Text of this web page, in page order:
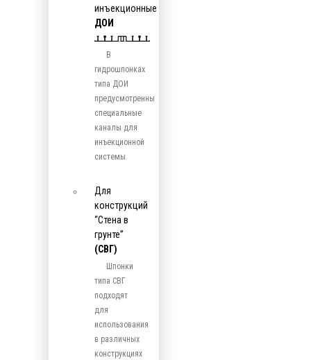
инъекционные
ДОИ
В
гидрошпонках
типа ДОИ
предусмотренны
специальные
каналы для
инъекционной
системы.
Для
конструкций
“Стена в
грунте”
(СВГ)
Шпонки
типа СВГ
подходят
для
использования
в различных
конструкциях